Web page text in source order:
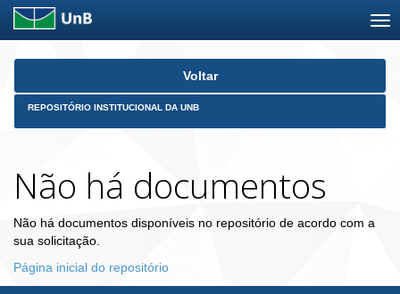
Skip
Voltar
REPOSITÓRIO INSTITUCIONAL DA UNB
Não há documentos
Não há documentos disponíveis no repositório de acordo com a
sua solicitação.
Página inicial do repositório